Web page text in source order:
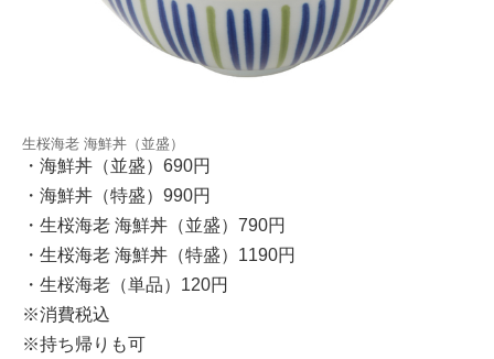
生桜海老 海鮮丼（並盛）
・海鮮丼（並盛）690円
・海鮮丼（特盛）990円
・生桜海老 海鮮丼（並盛）790円
・生桜海老 海鮮丼（特盛）1190円
・生桜海老（単品）120円
※消費税込
※持ち帰りも可